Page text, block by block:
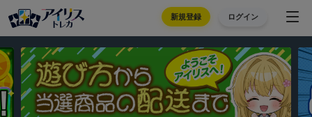
新規登録 ログイン